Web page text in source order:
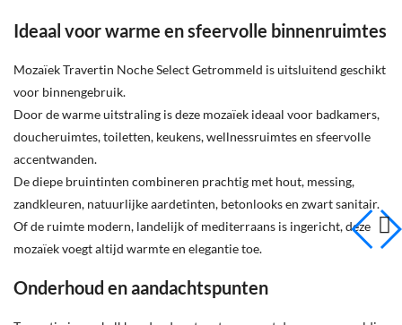
Ideaal voor warme en sfeervolle binnenruimtes
Mozaïek Travertin Noche Select Getrommeld is uitsluitend geschikt
voor binnengebruik.
Door de warme uitstraling is deze mozaïek ideaal voor badkamers,
doucheruimtes, toiletten, keukens, wellnessruimtes en sfeervolle
accentwanden.
De diepe bruintinten combineren prachtig met hout, messing,
zandkleuren, natuurlijke aardetinten, betonlooks en zwart sanitair.
Of de ruimte modern, landelijk of mediterraans is ingericht, deze
mozaïek voegt altijd warmte en elegantie toe.
Onderhoud en aandachtspunten